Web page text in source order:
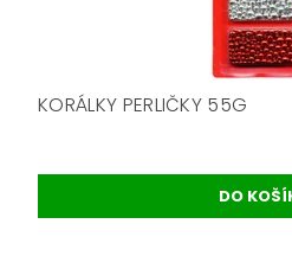
KORÁLKY PERLIČKY 55G